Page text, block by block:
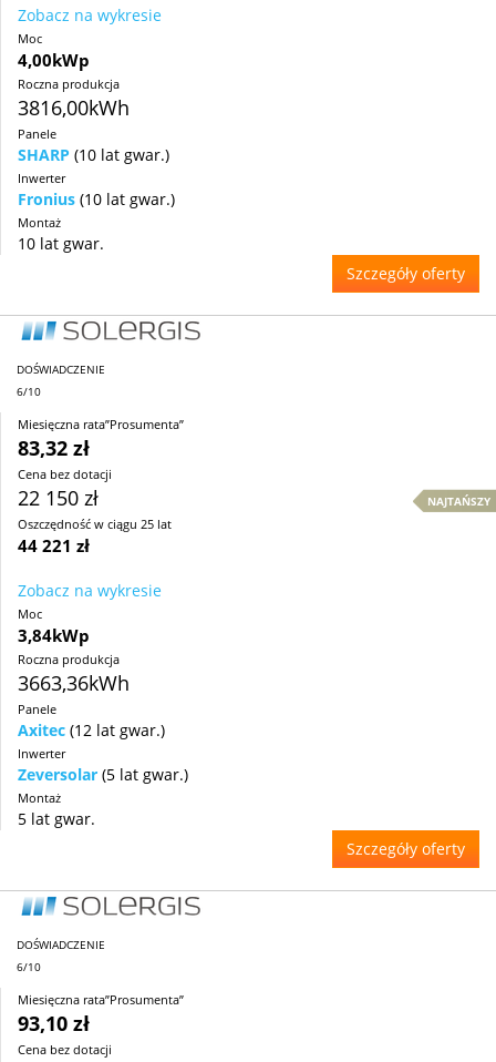
Zobacz na wykresie
Moc
4,00kWp
Roczna produkcja
3816,00kWh
Panele
SHARP (10 lat gwar.)
Inwerter
Fronius (10 lat gwar.)
Montaż
10 lat gwar.
Szczegóły oferty
DOŚWIADCZENIE
6/10
Miesięczna rata”Prosumenta”
83,32 zł
Cena bez dotacji
22 150 zł NAJTAŃSZY
Oszczędność w ciągu 25 lat
44 221 zł
Zobacz na wykresie
Moc
3,84kWp
Roczna produkcja
3663,36kWh
Panele
Axitec (12 lat gwar.)
Inwerter
Zeversolar (5 lat gwar.)
Montaż
5 lat gwar.
Szczegóły oferty
DOŚWIADCZENIE
6/10
Miesięczna rata”Prosumenta”
93,10 zł
Cena bez dotacji